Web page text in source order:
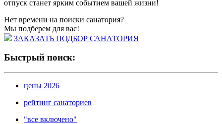
отпуск станет ярким событием вашей жизни!
Нет времени на поиски санатория?
Мы подберем для вас!
ЗАКАЗАТЬ ПОДБОР САНАТОРИЯ
Быстрый поиск:
цены 2026
рейтинг санаториев
"все включено"